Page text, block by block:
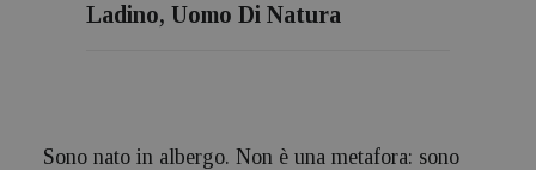
Ladino, Uomo Di Natura
Sono nato in albergo. Non è una metafora: sono